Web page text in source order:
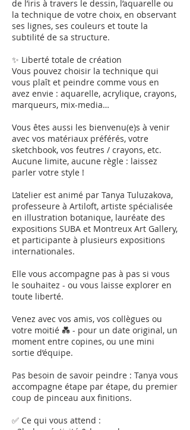
de l’iris à travers le dessin, l’aquarelle ou
la technique de votre choix, en observant
ses lignes, ses couleurs et toute la
subtilité de sa structure.
✨ Liberté totale de création
Vous pouvez choisir la technique qui
vous plaît et peindre comme vous en
avez envie : aquarelle, acrylique, crayons,
marqueurs, mix-media…
Vous êtes aussi les bienvenu(e)s à venir
avec vos matériaux préférés, votre
sketchbook, vos feutres / crayons, etc.
Aucune limite, aucune règle : laissez
parler votre style !
L’atelier est animé par Tanya Tuluzakova,
professeure à Artiloft, artiste spécialisée
en illustration botanique, lauréate des
expositions SUBA et Montreux Art Gallery,
et participante à plusieurs expositions
internationales.
Elle vous accompagne pas à pas si vous
le souhaitez - ou vous laisse explorer en
toute liberté.
Venez avec vos amis, vos collègues ou
votre moitié 💑 - pour un date original, un
moment entre copines, ou une mini
sortie d’équipe.
Pas besoin de savoir peindre : Tanya vous
accompagne étape par étape, du premier
coup de pinceau aux finitions.
✅ Ce qui vous attend :